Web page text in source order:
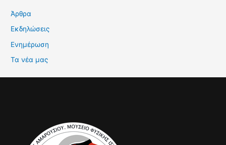
Άρθρα
Εκδηλώσεις
Ενημέρωση
Τα νέα μας